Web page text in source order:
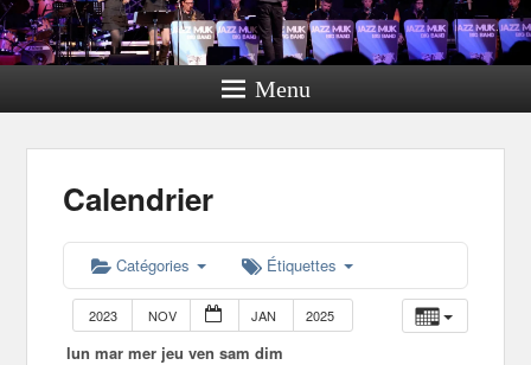
Menu
Calendrier
Catégories Étiquettes
2023 NOV JAN 2025
lun mar mer jeu ven sam dim